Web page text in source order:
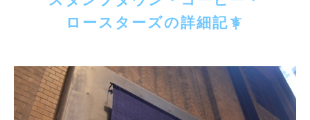
ロースターズの詳細 記事